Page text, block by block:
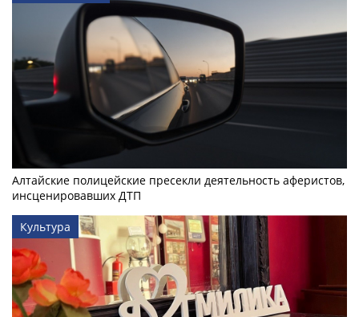
Алтайские полицейские пресекли деятельность аферистов,
инсценировавших ДТП
Культура